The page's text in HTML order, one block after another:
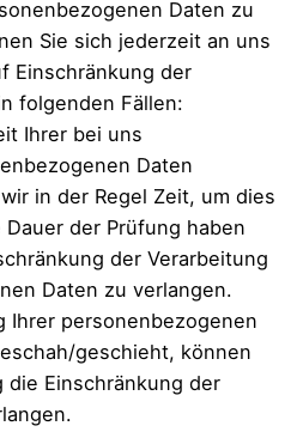
Daten zu
Sie sich jederzeit an uns
Einschränkung der
folgenden Fällen:
Ihrer bei uns
Daten
in der Regel Zeit, um dies
der Prüfung haben
der Verarbeitung
Daten zu verlangen.
Ihrer personenbezogenen
geschieht, können
die Einschränkung der